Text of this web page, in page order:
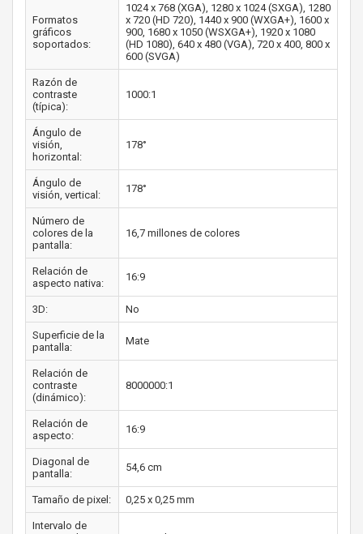
Formatos
gráficos
soportados:
1024 x 768 (XGA), 1280 x 1024 (SXGA), 1280
x 720 (HD 720), 1440 x 900 (WXGA+), 1600 x
900, 1680 x 1050 (WSXGA+), 1920 x 1080
(HD 1080), 640 x 480 (VGA), 720 x 400, 800 x
600 (SVGA)
Razón de
contraste
(típica):
1000:1
Ángulo de
visión,
horizontal:
178°
Ángulo de
visión, vertical:
178°
Número de
colores de la
pantalla:
16,7 millones de colores
Relación de
aspecto nativa:
16:9
3D: No
Superficie de la
pantalla:
Mate
Relación de
contraste
(dinámico):
8000000:1
Relación de
aspecto:
16:9
Diagonal de
pantalla:
54,6 cm
Tamaño de pixel: 0,25 x 0,25 mm
Intervalo de